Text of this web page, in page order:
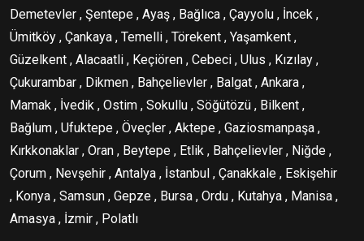
Demetevler , Şentepe , Ayaş , Bağlıca , Çayyolu , İncek ,
Ümitköy , Çankaya , Temelli , Törekent , Yaşamkent ,
Güzelkent , Alacaatli , Keçiören , Cebeci , Ulus , Kızılay ,
Çukurambar , Dikmen , Bahçelievler , Balgat , Ankara ,
Mamak , İvedik , Ostim , Sokullu , Söğütözü , Bilkent ,
Bağlum , Ufuktepe , Öveçler , Aktepe , Gaziosmanpaşa ,
Kırkkonaklar , Oran , Beytepe , Etlik , Bahçelievler , Niğde ,
Çorum , Nevşehir , Antalya , İstanbul , Çanakkale , Eskişehir
, Konya , Samsun , Gepze , Bursa , Ordu , Kutahya , Manisa ,
Amasya , İzmir , Polatlı